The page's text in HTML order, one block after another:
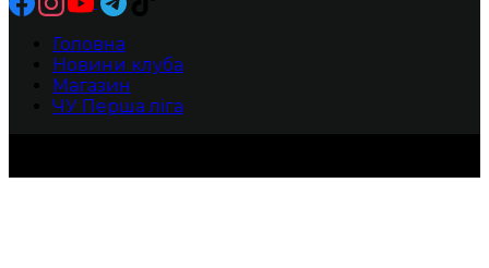
Головна
Новини клуба
Магазин
ЧУ Перша ліга